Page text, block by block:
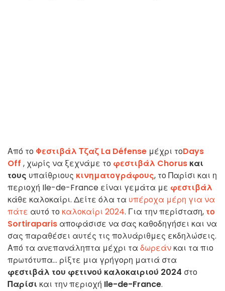
Από το Φεστιβάλ Τζαζ La Défense μέχρι τοDays
Off , χωρίς να ξεχνάμε το φεστιβάλ Chorus και
τους υπαίθριους κινηματογράφους, το Παρίσι και η
περιοχή Ile-de-France είναι γεμάτα με φεστιβάλ
κάθε καλοκαίρι. Δείτε όλα τα υπέροχα μέρη για να
πάτε αυτό το καλοκαίρι 2024. Για την περίσταση, το
Sortiraparis αποφάσισε να σας καθοδηγήσει και να
σας παραθέσει αυτές τις πολυάριθμες εκδηλώσεις.
Από τα ανεπανάληπτα μέχρι τα δωρεάν και τα πιο
πρωτότυπα... ρίξτε μια γρήγορη ματιά στα
φεστιβάλ του φετινού καλοκαιριού 2024 στο
Παρίσι και την περιοχή Ile-de-France.